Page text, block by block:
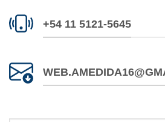
+54 11 5121-5645